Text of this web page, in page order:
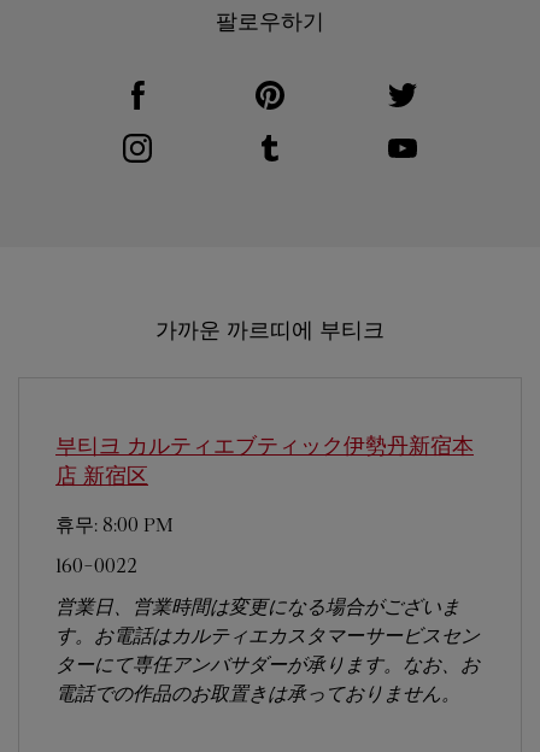
팔로우하기
Visit us on Facebook
Link Opens in New Tab
Visit us on Instagram
Link Opens in New Tab
Visit us on Pinterest
Link Opens in New Tab
Visit us on Tumblr
Link Opens in New Tab
Visit us on Twitter
Link Opens in New
가까운 까르띠에 부티크
부티크 カルティエブティック伊勢丹新宿本
店 新宿区
휴무: 8:00 PM
160-0022
営業日、営業時間は変更になる場合がございま
す。お電話はカルティエカスタマーサービスセン
ターにて専任アンバサダーが承ります。なお、お
電話での作品のお取置きは承っておりません。